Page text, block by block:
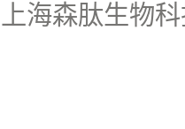
上海森肽生物